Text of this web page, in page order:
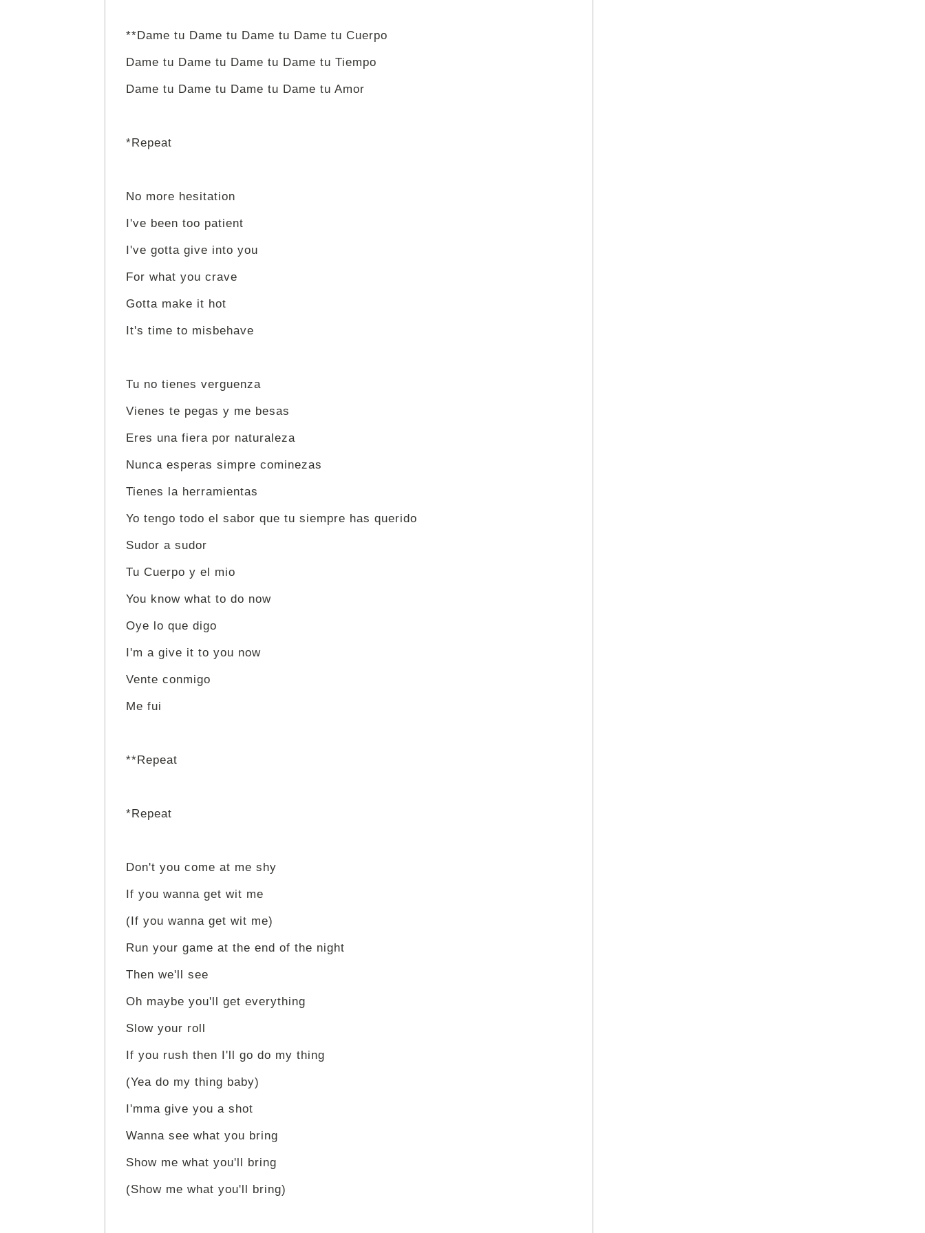
**Dame tu Dame tu Dame tu Dame tu Cuerpo
Dame tu Dame tu Dame tu Dame tu Tiempo
Dame tu Dame tu Dame tu Dame tu Amor
*Repeat
No more hesitation
I've been too patient
I've gotta give into you
For what you crave
Gotta make it hot
It's time to misbehave
Tu no tienes verguenza
Vienes te pegas y me besas
Eres una fiera por naturaleza
Nunca esperas simpre cominezas
Tienes la herramientas
Yo tengo todo el sabor que tu siempre has querido
Sudor a sudor
Tu Cuerpo y el mio
You know what to do now
Oye lo que digo
I'm a give it to you now
Vente conmigo
Me fui
**Repeat
*Repeat
Don't you come at me shy
If you wanna get wit me
(If you wanna get wit me)
Run your game at the end of the night
Then we'll see
Oh maybe you'll get everything
Slow your roll
If you rush then I'll go do my thing
(Yea do my thing baby)
I'mma give you a shot
Wanna see what you bring
Show me what you'll bring
(Show me what you'll bring)